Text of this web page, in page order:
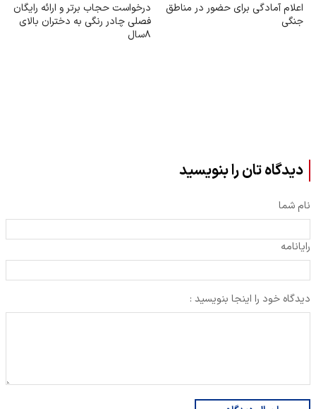
اعلام آمادگی برای حضور در مناطق
جنگی
درخواست حجاب برتر و ارائه رایگان
فصلی چادر رنگی به دختران بالای
۸سال
دیدگاه تان را بنویسید
نام شما
رایانامه
دیدگاه خود را اینجا بنویسید :